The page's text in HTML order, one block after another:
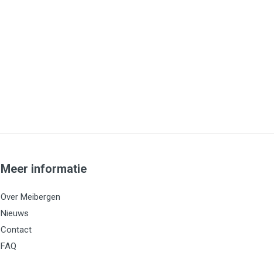
Meer informatie
Over Meibergen
Nieuws
Contact
FAQ